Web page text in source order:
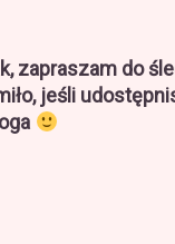
zapraszam do
jeśli